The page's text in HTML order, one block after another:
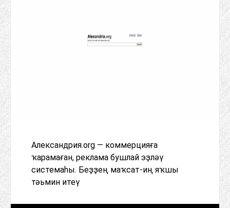
Александрия.org — коммерцияға
ҡарамаған, реклама бушлай эҙләү
системаһы. Беҙҙең маҡсат-иң яҡшы
тәьмин итеү